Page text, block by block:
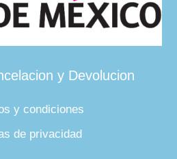
y Devolucion
y condiciones
de privacidad